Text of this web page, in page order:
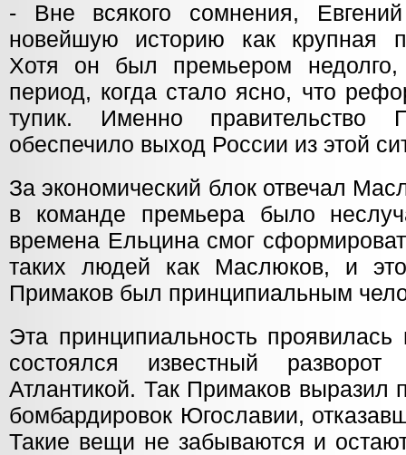
- Вне всякого сомнения,
новейшую историю как крупная
Хотя он был премьером
период, когда стало ясно, что
тупик. Именно правительство
обеспечило выход России из этой
За экономический блок отвечал
в команде премьера было
времена Ельцина смог
таких людей как Маслюков, и
Примаков был принципиальным
Эта принципиальность проявилась
состоялся известный
Атлантикой. Так Примаков выразил
бомбардировок Югославии,
Такие вещи не забываются и